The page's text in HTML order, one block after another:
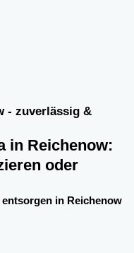
- zuverlässig &
in Reichenow:
oder
in Reichenow